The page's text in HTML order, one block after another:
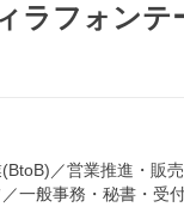
ラフォンテ
／営業推進・販
／一般事務・秘書・受